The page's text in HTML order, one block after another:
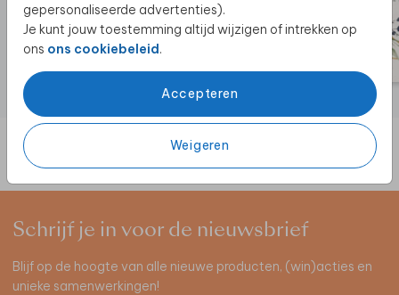
gepersonaliseerde advertenties).
Je kunt jouw toestemming altijd wijzigen of intrekken op
ons ons cookiebeleid.
Accepteren
Weigeren
NAAMKAARTJES
Schrijf je in voor de nieuwsbrief
Blijf op de hoogte van alle nieuwe producten, (win)acties en
unieke samenwerkingen!